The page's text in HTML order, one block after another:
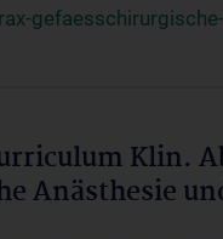
Klin.
Anästhesie